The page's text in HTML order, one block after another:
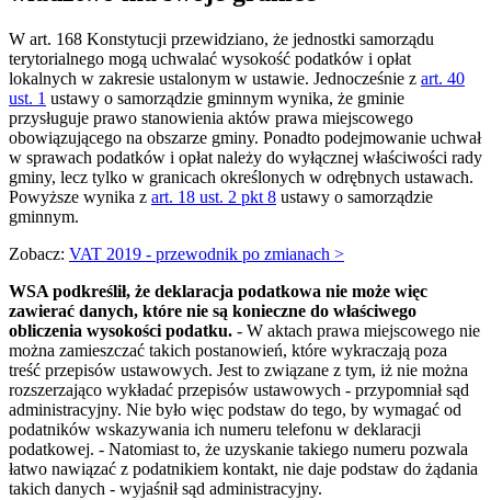
W art. 168 Konstytucji przewidziano, że jednostki samorządu
terytorialnego mogą uchwalać wysokość podatków i opłat
lokalnych w zakresie ustalonym w ustawie. Jednocześnie z art. 40
ust. 1 ustawy o samorządzie gminnym wynika, że gminie
przysługuje prawo stanowienia aktów prawa miejscowego
obowiązującego na obszarze gminy. Ponadto podejmowanie uchwał
w sprawach podatków i opłat należy do wyłącznej właściwości rady
gminy, lecz tylko w granicach określonych w odrębnych ustawach.
Powyższe wynika z art. 18 ust. 2 pkt 8 ustawy o samorządzie
gminnym.
Zobacz: VAT 2019 - przewodnik po zmianach >
WSA podkreślił, że deklaracja podatkowa nie może więc
zawierać danych, które nie są konieczne do właściwego
obliczenia wysokości podatku. - W aktach prawa miejscowego nie
można zamieszczać takich postanowień, które wykraczają poza
treść przepisów ustawowych. Jest to związane z tym, iż nie można
rozszerzająco wykładać przepisów ustawowych - przypomniał sąd
administracyjny. Nie było więc podstaw do tego, by wymagać od
podatników wskazywania ich numeru telefonu w deklaracji
podatkowej. - Natomiast to, że uzyskanie takiego numeru pozwala
łatwo nawiązać z podatnikiem kontakt, nie daje podstaw do żądania
takich danych - wyjaśnił sąd administracyjny.